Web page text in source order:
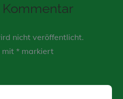
nicht veröffentlicht.
mit* markiert